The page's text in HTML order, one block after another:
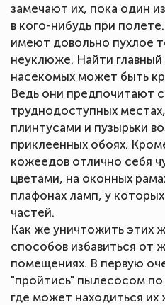
замечают их, пока один
в кого-нибудь при
имеют довольно пухлое
неуклюже. Найти
насекомых может быть
Ведь они предпочитают
труднодоступных
плинтусами и пузырьки
приклеенных обоях.
кожеедов отлично себя
цветами, на оконных
плафонах ламп, у
частей.
Как же уничтожить этих
способов избавиться от
помещениях. В первую
"пройтись" пылесосом
где может находиться